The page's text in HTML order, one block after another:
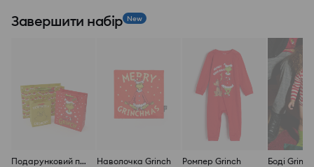
Завершити набір New
Подарунковий пакет Grinch Наволочка Grinch Ромпер Grinch Боді Grinch